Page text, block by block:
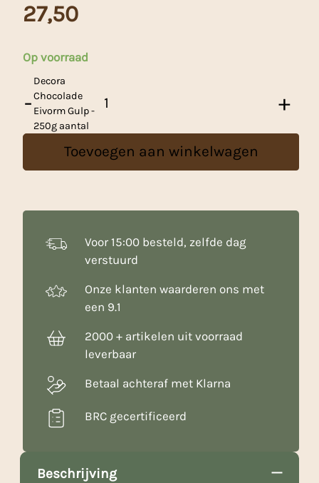
27,50
Op voorraad
-
Decora
Chocolade
Eivorm Gulp -
250g aantal
+
Toevoegen aan winkelwagen
Voor 15:00 besteld, zelfde dag
verstuurd
Onze klanten waarderen ons met
een 9.1
2000 + artikelen uit voorraad
leverbaar
Betaal achteraf met Klarna
BRC gecertificeerd
Beschrijving